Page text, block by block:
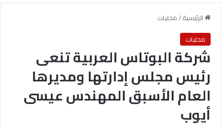
الرئيسية/محليات
محليات
شركة البوتاس العربية تنعى
رئيس مجلس إدارتها ومديرها
العام الأسبق المهندس عيسى
أيوب